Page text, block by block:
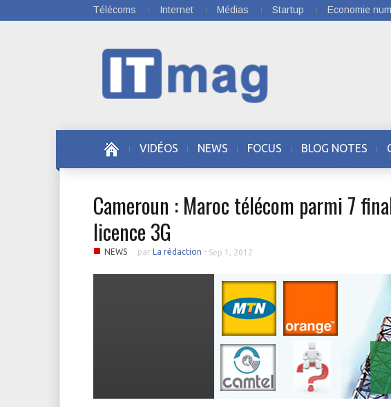
Télécoms Internet Médias Startup Economie
VIDÉOS NEWS FOCUS BLOG NOTES
Cameroun : Maroc télécom parmi 7
licence 3G
■ NEWS par La rédaction - Sep 1, 2012